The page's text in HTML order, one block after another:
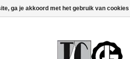
ga je akkoord met het gebruik van